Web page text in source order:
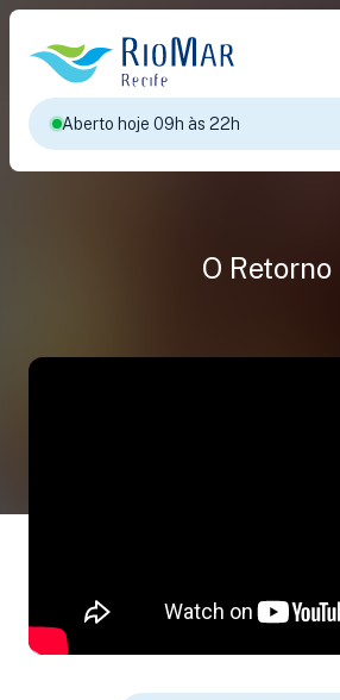
Aberto hoje 09h às 22h
O Retorno